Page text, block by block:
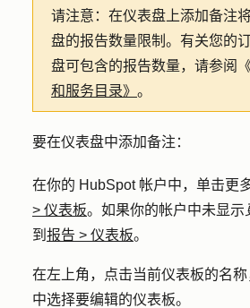
请注意： 在仪表盘上添加备注
盘的报告数量限制。有关您的
盘可包含的报告数量，请参阅《
和服务目录》 。
要在仪表盘中添加备注：
在你的 HubSpot 帐户中，单击更
> 仪表板。如果你的帐户中未显示
到 报告 > 仪表板。
在左上角，点击当前仪表板的名称
中选择要编辑的仪表板。